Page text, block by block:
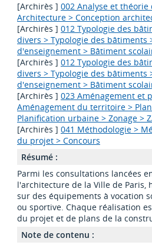
[Archirès ] 002 Analyse et
Architecture > Conception
[Archirès ] 012 Typologie des
divers > Typologie des bâtiments
d'enseignement > Bâtiment
[Archirès ] 012 Typologie des
divers > Typologie des bâtiments
d'enseignement > Bâtiment
[Archirès ] 023 Aménagement et
Aménagement du territoire >
Planification urbaine > Zonage >
[Archirès ] 041 Méthodologie >
du projet > Concours
Résumé :
Parmi les consultations lancées
l'architecture de la Ville de Paris,
sur des équipements à vocation
ou sportive. Chaque réalisation
du projet et de plans de la
Note de contenu :